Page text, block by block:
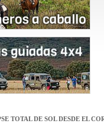
TOTAL DE SOL DESDE EL